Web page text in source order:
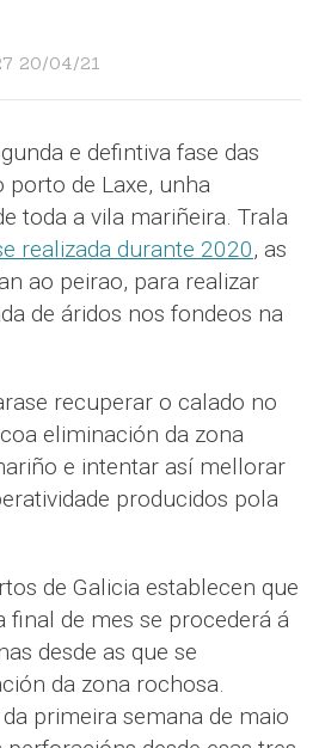
20/04/21
e defintiva fase das
porto de Laxe, unha
toda a vila mariñeira. Trala
realizada durante 2020, as
ao peirao, para realizar
de áridos nos fondeos na
recuperar o calado no
eliminación da zona
e intentar así mellorar
producidos pola
de Galicia establecen que
final de mes se procederá á
desde as que se
da zona rochosa.
primeira semana de maio